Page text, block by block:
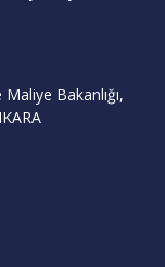
Bakanlığı,